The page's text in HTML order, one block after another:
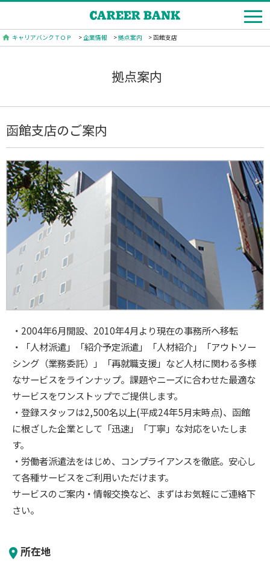
キャリアバンクＴＯＰ >企業情報 >拠点案内 > 函館支店
拠点案内
函館支店のご案内
・2004年6月開設、2010年4月より現在の事務所へ移転
・「人材派遣」「紹介予定派遣」「人材紹介」「アウトソー
シング（業務委託）」「再就職支援」など人材に関わる多様
なサービスをラインナップ。課題やニーズに合わせた最適な
サービスをワンストップでご提供します。
・登録スタッフは2,500名以上(平成24年5月末時点)、函館
に根ざした企業として「迅速」「丁寧」な対応をいたしま
す。
・労働者派遣法をはじめ、コンプライアンスを徹底。安心し
て各種サービスをご利用いただけます。
サービスのご案内・情報交換など、まずはお気軽にご連絡下
さい。
place 所在地